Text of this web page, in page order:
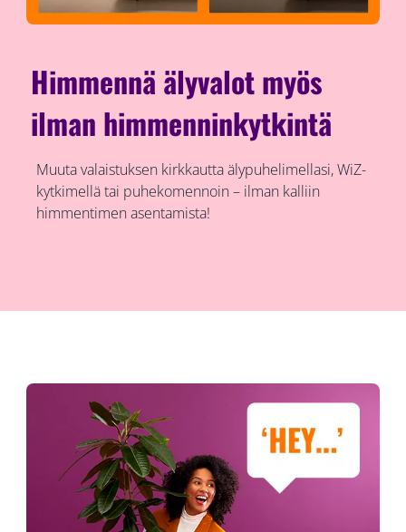
Himmennä älyvalot myös
ilman himmenninkytkintä
Muuta valaistuksen kirkkautta älypuhelimellasi, WiZ-
kytkimellä tai puhekomennoin – ilman kalliin
himmentimen asentamista!